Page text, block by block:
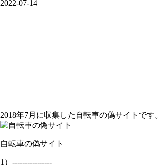
2022-07-14
2018年7月に収集した自転車の偽サイトです。
自転車の偽サイト
1）----------------